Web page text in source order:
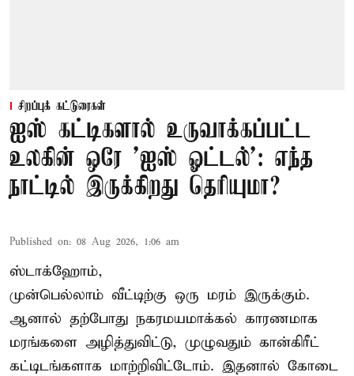
சிறப்புக் கட்டுரைகள்
ஐஸ் கட்டிகளால் உருவாக்கப்பட்ட
உலகின் ஒரே 'ஐஸ் ஓட்டல்': எந்த
நாட்டில் இருக்கிறது தெரியுமா?
Published on: 08 Aug 2026, 1:06 am
ஸ்டாக்ஹோம்,
முன்பெல்லாம் வீட்டிற்கு ஒரு மரம் இருக்கும்.
ஆனால் தற்போது நகரமயமாக்கல் காரணமாக
மரங்களை அழித்துவிட்டு, முழுவதும் கான்கிரீட்
கட்டிடங்களாக மாற்றிவிட்டோம். இதனால் கோடை